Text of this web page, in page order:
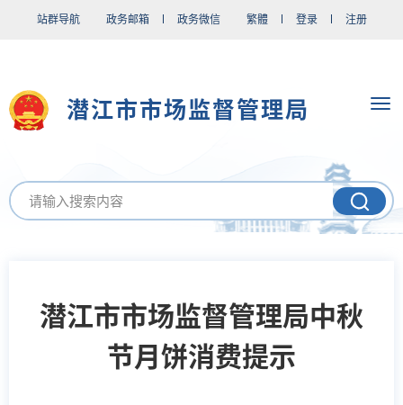
站群导航 政务邮箱 政务微信 繁體 登录 注册
潜江市市场监督管理局
潜江市市场监督管理局中秋
节月饼消费提示